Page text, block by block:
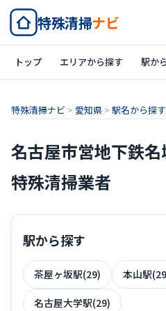
特殊清掃ナビ
トップ エリアから探す 駅か
特殊清掃ナビ > 愛知県 > 駅名から探す
名古屋市営地下鉄
特殊清掃業者
駅から探す
茶屋ヶ坂駅(29) 本山駅
名古屋大学駅(29)